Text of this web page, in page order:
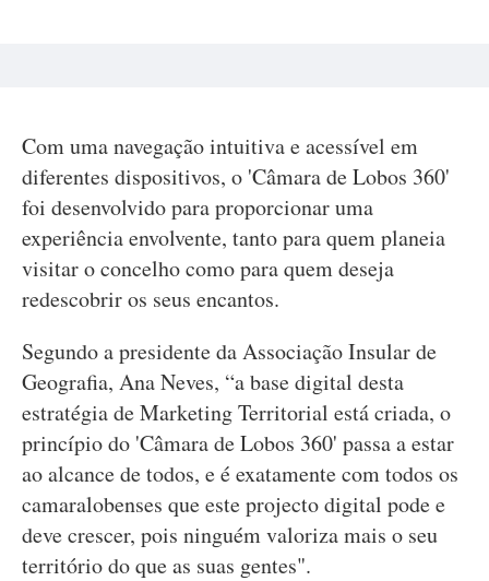
Com uma navegação intuitiva e acessível em
diferentes dispositivos, o 'Câmara de Lobos 360'
foi desenvolvido para proporcionar uma
experiência envolvente, tanto para quem planeia
visitar o concelho como para quem deseja
redescobrir os seus encantos.
Segundo a presidente da Associação Insular de
Geografia, Ana Neves, “a base digital desta
estratégia de Marketing Territorial está criada, o
princípio do 'Câmara de Lobos 360' passa a estar
ao alcance de todos, e é exatamente com todos os
camaralobenses que este projecto digital pode e
deve crescer, pois ninguém valoriza mais o seu
território do que as suas gentes".